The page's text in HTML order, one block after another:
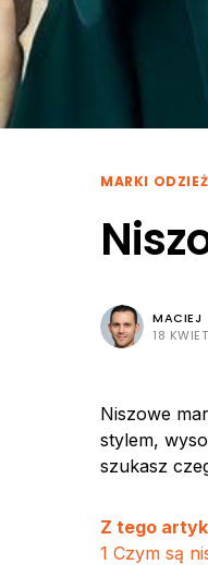
MARKI
MACIEJ
18
Niszowe
stylem,
szukasz
Z tego
1 Czym są